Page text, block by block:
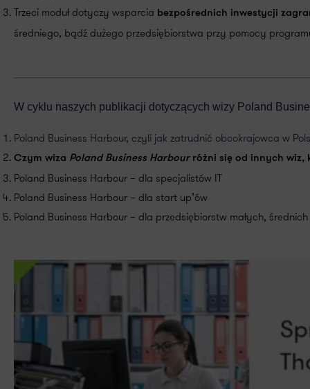
Trzeci moduł dotyczy wsparcia bezpośrednich inwestycji
średniego, bądź dużego przedsiębiorstwa przy pomocy
W cyklu naszych publikacji dotyczących wizy Poland
Poland Business Harbour, czyli jak zatrudnić obcokrajowca w
Czym wiza Poland Business Harbourróżni się od innych wiz,
Poland Business Harbour – dla specjalistów IT
Poland Business Harbour – dla start up’ów
Poland Business Harbour – dla przedsiębiorstw małych,